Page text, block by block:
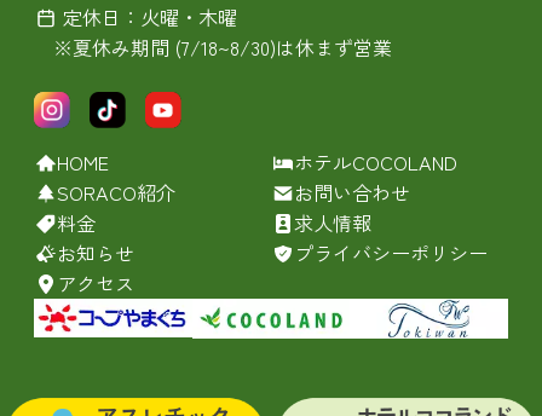
定休日：火曜・木曜
※夏休み期間 (7/18~8/30)は休まず営業
HOME
SORACO紹介
料金
お知らせ
アクセス
ホテルCOCOLAND
お問い合わせ
求人情報
プライバシーポリシー